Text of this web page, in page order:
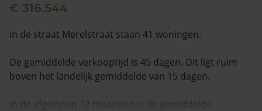
€ 316.544
In de straat Merelstraat staan 41 woningen.
De gemiddelde verkooptijd is 45 dagen. Dit ligt ruim
boven het landelijk gemiddelde van 15 dagen.
In de afgelopen 12 maanden is de gemiddelde